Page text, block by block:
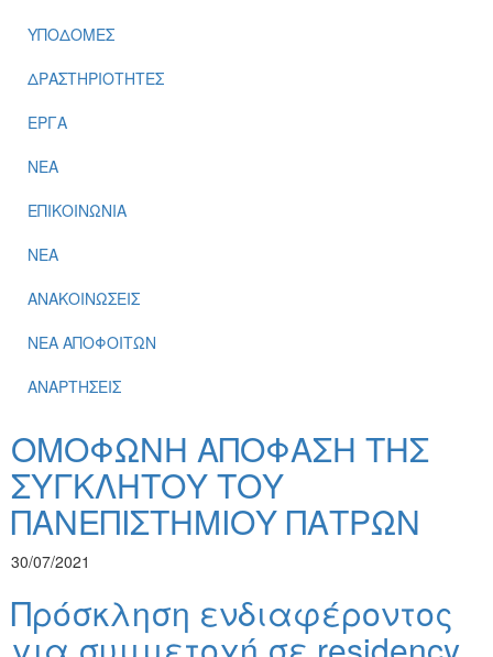
ΥΠΟΔΟΜΕΣ
ΔΡΑΣΤΗΡΙΟΤΗΤΕΣ
ΕΡΓΑ
ΝΕΑ
ΕΠΙΚΟΙΝΩΝΙΑ
ΝΕΑ
ΑΝΑΚΟΙΝΩΣΕΙΣ
ΝΕΑ ΑΠΟΦΟΙΤΩΝ
ΑΝΑΡΤΗΣΕΙΣ
ΟΜΟΦΩΝΗ ΑΠΟΦΑΣΗ ΤΗΣ
ΣΥΓΚΛΗΤΟΥ ΤΟΥ
ΠΑΝΕΠΙΣΤΗΜΙΟΥ ΠΑΤΡΩΝ
30/07/2021
Πρόσκληση ενδιαφέροντος